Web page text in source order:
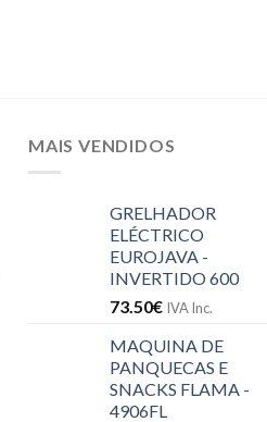
MAIS VENDIDOS
GRELHADOR
ELÉCTRICO
EUROJAVA -
INVERTIDO 600
73.50€ IVA Inc.
MAQUINA DE
PANQUECAS E
SNACKS FLAMA -
4906FL